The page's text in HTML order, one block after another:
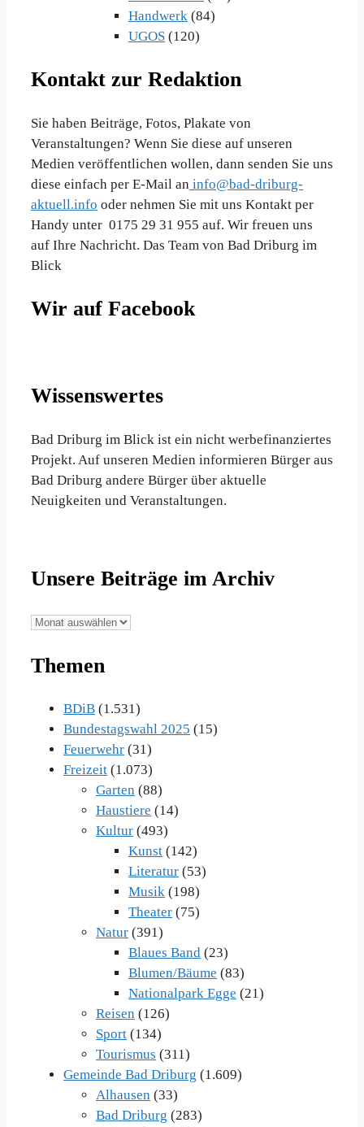
Handwerk (84)
UGOS (120)
Kontakt zur Redaktion
Sie haben Beiträge, Fotos, Plakate von
Veranstaltungen? Wenn Sie diese auf unseren
Medien veröffentlichen wollen, dann senden Sie uns
diese einfach per E-Mail an info@bad-driburg-
aktuell.info oder nehmen Sie mit uns Kontakt per
Handy unter 0175 29 31 955 auf. Wir freuen uns
auf Ihre Nachricht. Das Team von Bad Driburg im
Blick
Wir auf Facebook
Wissenswertes
Bad Driburg im Blick ist ein nicht werbefinanziertes
Projekt. Auf unseren Medien informieren Bürger aus
Bad Driburg andere Bürger über aktuelle
Neuigkeiten und Veranstaltungen.
Unsere Beiträge im Archiv
Unsere
im
Themen
BDiB (1.531)
Bundestagswahl 2025 (15)
Feuerwehr (31)
Freizeit (1.073)
Garten (88)
Haustiere (14)
Kultur (493)
Kunst (142)
Literatur (53)
Musik (198)
Theater (75)
Natur (391)
Blaues Band (23)
Blumen/Bäume (83)
Nationalpark Egge (21)
Reisen (126)
Sport (134)
Tourismus (311)
Gemeinde Bad Driburg (1.609)
Alhausen (33)
Bad Driburg (283)